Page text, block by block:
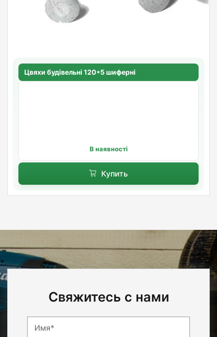
Цвяхи будівельні 120*5 шиферні
В наявності
Купить
Свяжитесь с нами
Имя*